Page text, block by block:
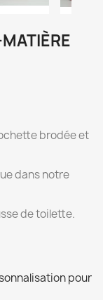
brodée et
dans notre
de toilette.
pour